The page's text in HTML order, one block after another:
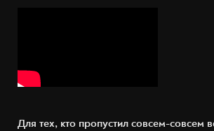
Для тех, кто пропустил совсем-совсем